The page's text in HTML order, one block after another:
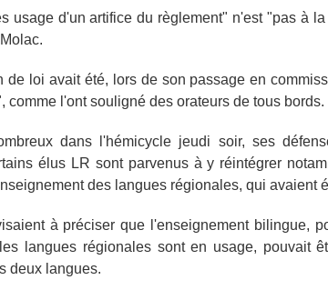
usage d'un artifice du règlement" n'est "pas à
de loi avait été, lors de son passage en
comme l'ont souligné des orateurs de tous bords.
dans l'hémicycle jeudi soir, ses
élus LR sont parvenus à y réintégrer
des langues régionales, qui avaient
à préciser que l'enseignement bilingue,
langues régionales sont en usage, pouvait
deux langues.